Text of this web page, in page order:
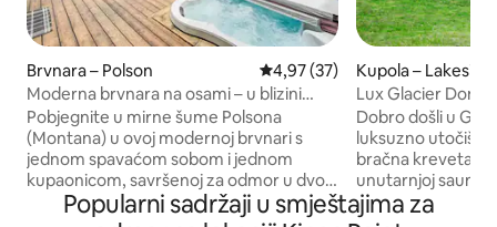
Brvnara – Polson Prosječna ocjena: 4,97/5,
4,97 (37)
Moderna brvnara na osami – u blizini
jezera Flathead
Pobjegnite u mirne šume Polsona
(Montana) u ovoj modernoj brvnari s
jednom spavaćom sobom i jednom
kupaonicom, savršenoj za odmor u dvoje
ili miran odmor u samoći. Uživajte u
modernim udobnostima, uključujući
Kupola – Lakeside
Lux Glacier
Dobro došli u
luksuzno utočište
bračna kreveta,
unutarnjoj sauni,
igri cornhole, TV-
čajnoj kuhinji,
Popularni sadržaji u smještajima za